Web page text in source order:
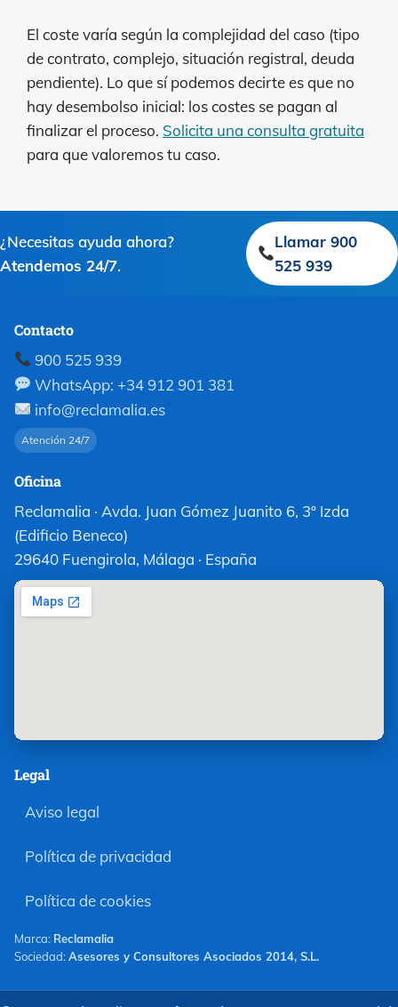
El coste varía según la complejidad del caso (tipo
de contrato, complejo, situación registral, deuda
pendiente). Lo que sí podemos decirte es que no
hay desembolso inicial: los costes se pagan al
finalizar el proceso. Solicita una consulta gratuita
para que valoremos tu caso.
¿Necesitas ayuda ahora?
Atendemos 24/7.
Llamar 900
525 939
Contacto
900 525 939
WhatsApp: +34 912 901 381
info@reclamalia.es
Atención 24/7
Oficina
Reclamalia · Avda. Juan Gómez Juanito 6, 3º Izda
(Edificio Beneco)
29640 Fuengirola, Málaga · España
Legal
Aviso legal
Política de privacidad
Política de cookies
Marca: Reclamalia
Sociedad:Asesores y Consultores Asociados 2014, S.L.